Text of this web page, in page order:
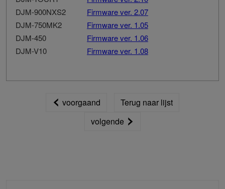
DJM-900NXS2
Firmware ver. 2.07
DJM-750MK2
Firmware ver. 1.05
DJM-450
Firmware ver. 1.06
DJM-V10
Firmware ver. 1.08
voorgaand
Terug naar lijst
volgende